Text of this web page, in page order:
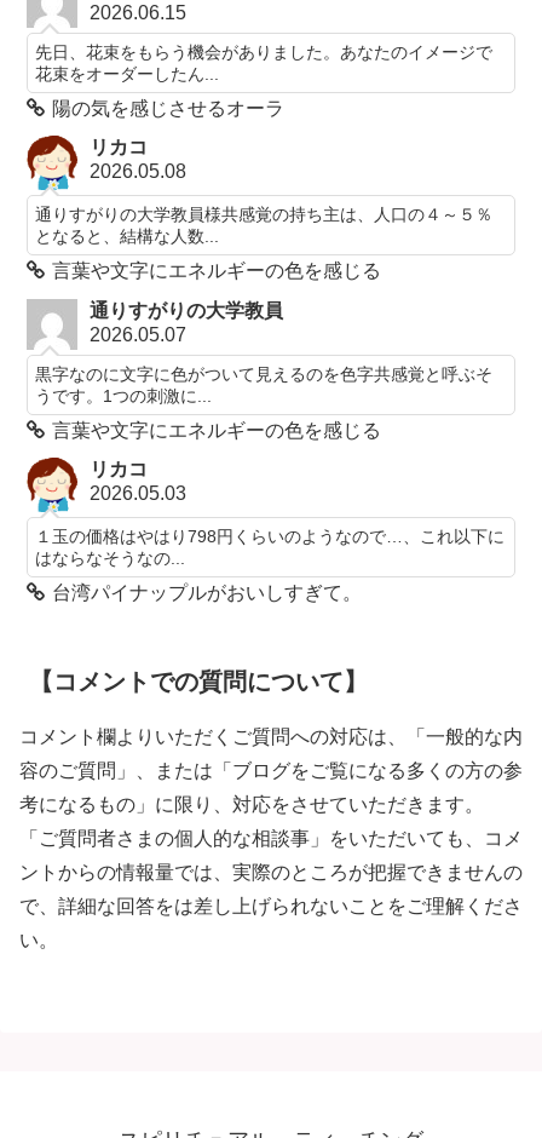
2026.06.15
先日、花束をもらう機会がありました。あなたのイメージで
花束をオーダーしたん...
陽の気を感じさせるオーラ
リカコ
2026.05.08
通りすがりの大学教員様共感覚の持ち主は、人口の４～５％
となると、結構な人数...
言葉や文字にエネルギーの色を感じる
通りすがりの大学教員
2026.05.07
黒字なのに文字に色がついて見えるのを色字共感覚と呼ぶそ
うです。1つの刺激に...
言葉や文字にエネルギーの色を感じる
リカコ
2026.05.03
１玉の価格はやはり798円くらいのようなので…、これ以下に
はならなそうなの...
台湾パイナップルがおいしすぎて。
【コメントでの質問について】
コメント欄よりいただくご質問への対応は、「一般的な内
容のご質問」、または「ブログをご覧になる多くの方の参
考になるもの」に限り、対応をさせていただきます。
「ご質問者さまの個人的な相談事」をいただいても、コメ
ントからの情報量では、実際のところが把握できませんの
で、詳細な回答をは差し上げられないことをご理解くださ
い。